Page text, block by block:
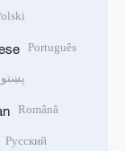
Português
پښتو
Română
Русский